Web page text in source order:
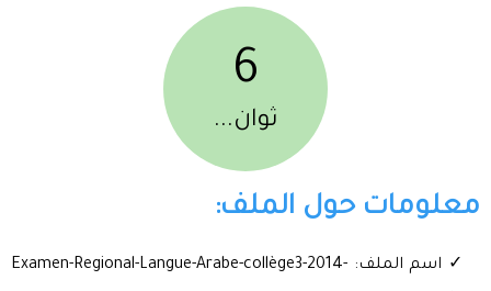
6
ثوان...
معلومات حول الملف:
✓ اسم الملف: Examen-Regional-Langue-Arabe-collège3-2014-